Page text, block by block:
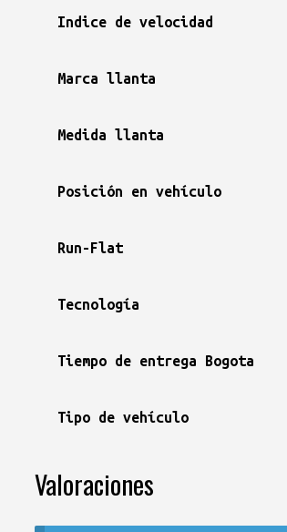
Indice de velocidad
Marca llanta
Medida llanta
Posición en vehículo
Run-Flat
Tecnología
Tiempo de entrega Bogota
Tipo de vehículo
Valoraciones